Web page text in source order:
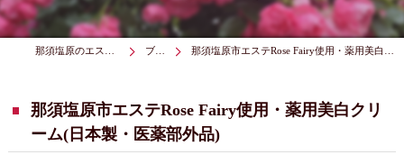
ブログ 那須塩原市エステRose Fairy使用・薬用美白クリーム(日本製・医薬部外品)
那須塩原市エステRose Fairy使用・薬用美白クリ
ーム(日本製・医薬部外品)